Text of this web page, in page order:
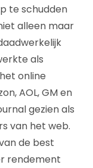
te schudden
alleen maar
als
online
AOL, GM en
gezien als
van het web.
de best
rendement